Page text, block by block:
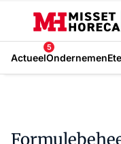
Actueel
5
Ondernemen